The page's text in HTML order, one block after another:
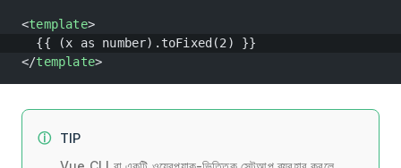
<template>
  {{ (x as number).toFixed(2) }}
</template>
TIP